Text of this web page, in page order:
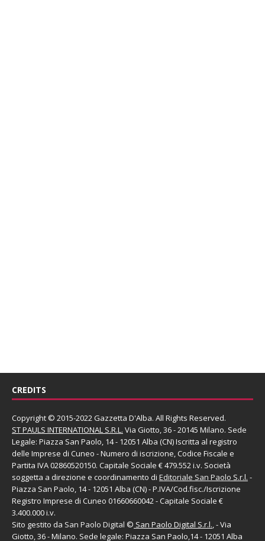
CREDITS
Copyright © 2015-2022 Gazzetta D'Alba. All Rights Reserved.
ST PAULS INTERNATIONAL S.R.L. Via Giotto, 36 - 20145 Milano. Sede
Legale: Piazza San Paolo, 14 - 12051 Alba (CN) Iscritta al registro
delle Imprese di Cuneo - Numero di iscrizione, Codice Fiscale e
Partita IVA 02860520150. Capitale Sociale € 479.552 i.v. Società
soggetta a direzione e coordinamento di Editoriale San Paolo S.r.l. -
Piazza San Paolo, 14 - 12051 Alba (CN) - P.IVA/Cod.fisc./Iscrizione
Registro Imprese di Cuneo 01660660042 - Capitale Sociale €
3.400.000 i.v.
Sito gestito da San Paolo Digital © San Paolo Digital S.r.l., - Via
Giotto, 36 - Milano. Sede legale: Piazza San Paolo,14 - 12051 Alba